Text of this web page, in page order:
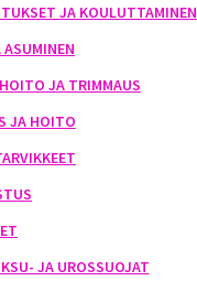
JA KOULUTTAMINEN
JA TRIMMAUS
JA HOITO
JA UROSSUOJAT